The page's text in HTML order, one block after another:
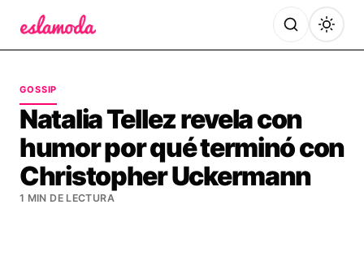
GOSSIP
Natalia Tellez revela con
humor por qué terminó con
Christopher Uckermann
1 MIN DE LECTURA